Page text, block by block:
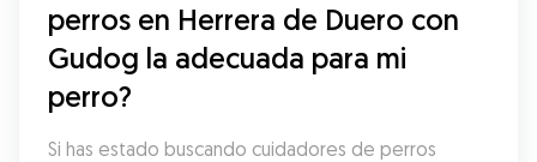
perros en Herrera de Duero con
Gudog la adecuada para mi
perro?
Si has estado buscando cuidadores de perros